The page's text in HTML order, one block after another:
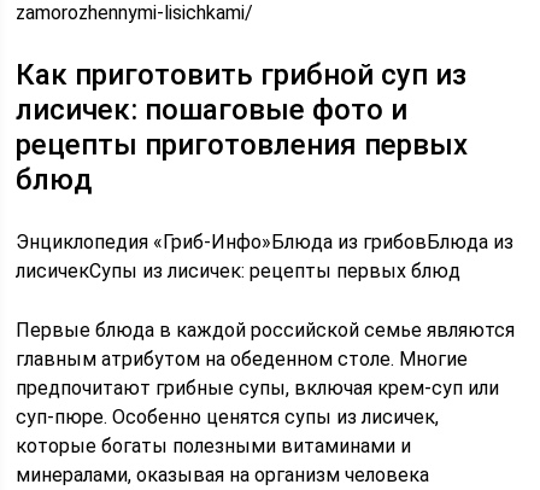
zamorozhennymi-lisichkami/
Как приготовить грибной суп из
лисичек: пошаговые фото и
рецепты приготовления первых
блюд
Энциклопедия «Гриб-Инфо»Блюда из грибовБлюда из
лисичекСупы из лисичек: рецепты первых блюд
Первые блюда в каждой российской семье являются
главным атрибутом на обеденном столе. Многие
предпочитают грибные супы, включая крем-суп или
суп-пюре. Особенно ценятся супы из лисичек,
которые богаты полезными витаминами и
минералами, оказывая на организм человека